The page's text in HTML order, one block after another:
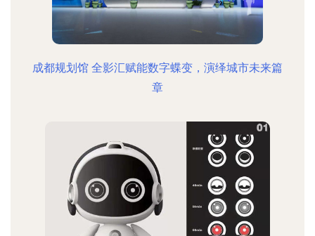
成都规划馆 全影汇赋能数字蝶变，演绎城市未来篇
章